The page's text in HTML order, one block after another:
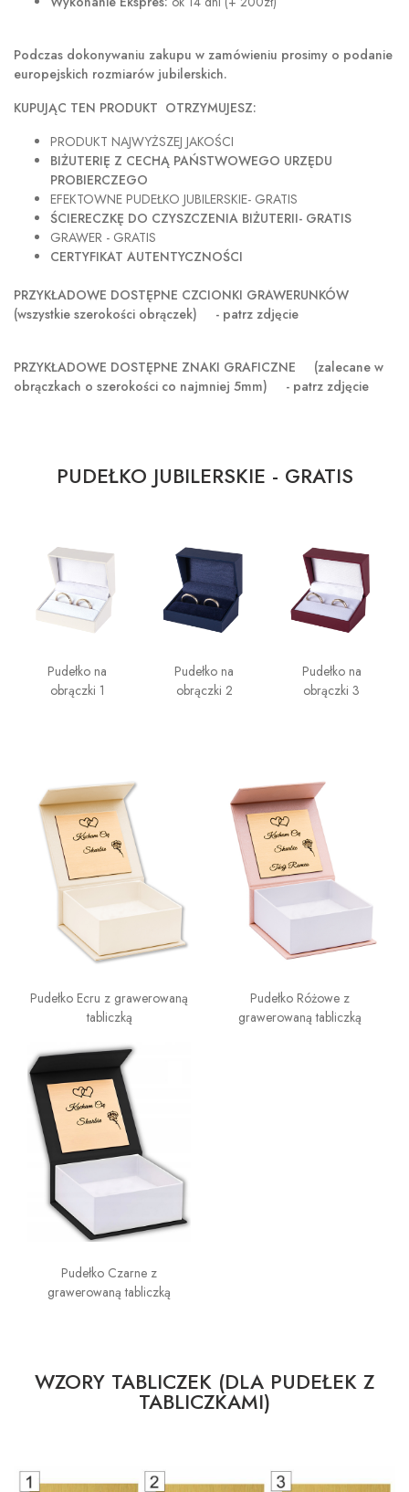
Podczas dokonywaniu zakupu w zamówieniu prosimy o podanie
europejskich rozmiarów jubilerskich.
KUPUJĄC TEN PRODUKT OTRZYMUJESZ:
PRODUKT NAJWYŻSZEJ JAKOŚCI
BIŻUTERIĘ Z CECHĄ PAŃSTWOWEGO URZĘDU
PROBIERCZEGO
EFEKTOWNE PUDEŁKO JUBILERSKIE- GRATIS
ŚCIERECZKĘ DO CZYSZCZENIA BIŻUTERII- GRATIS
GRAWER - GRATIS
CERTYFIKAT AUTENTYCZNOŚCI
PRZYKŁADOWE DOSTĘPNE CZCIONKI GRAWERUNKÓW
(wszystkie szerokości obrączek) - patrz zdjęcie
PRZYKŁADOWE DOSTĘPNE ZNAKI GRAFICZNE (zalecane w
obrączkach o szerokości co najmniej 5mm) - patrz zdjęcie
PUDEŁKO JUBILERSKIE - GRATIS
Pudełko na
obrączki 1
Pudełko na
obrączki 2
Pudełko na
obrączki 3
Pudełko Ecru z grawerowaną
tabliczką
Pudełko Różowe z
grawerowaną tabliczką
Pudełko Czarne z
grawerowaną tabliczką
WZORY TABLICZEK (DLA PUDEŁEK Z
TABLICZKAMI)